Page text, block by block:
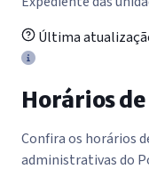
Última
Horários
Confira os horários
administrativas do